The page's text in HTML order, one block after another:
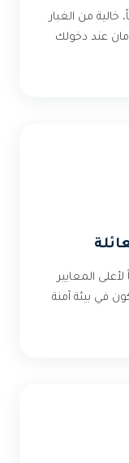
من الغبار
عند دخولك
المعايير
في بيئة آمنة